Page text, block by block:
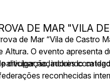
DE MAR "VILA
de Mar “Vila de Castro
Altura. O evento apresenta
divulgação, incluindo
nadadores com
reconhecidas